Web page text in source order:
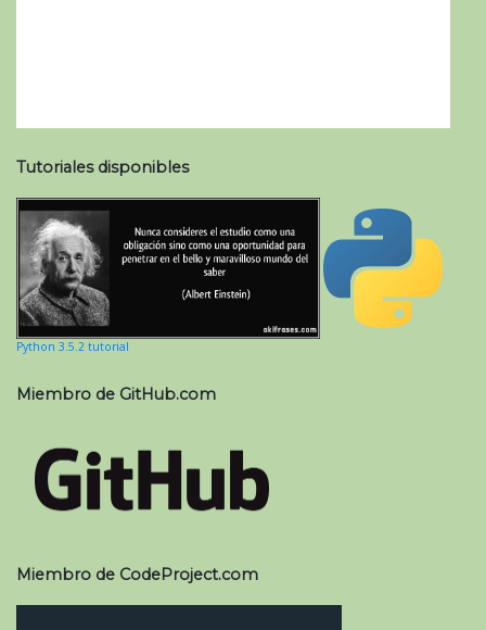
Tutoriales disponibles
Python 3.5.2 tutorial
Miembro de GitHub.com
Miembro de CodeProject.com